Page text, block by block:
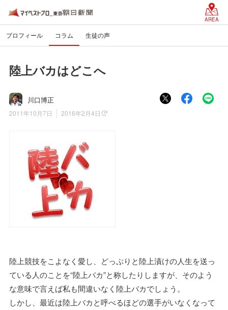
AREA
プロフィール コラム 生徒の声
陸上バカはどこへ
川口博正
2011年10月7日 2016年2月4日
陸上競技をこよなく愛し、どっぷりと陸上漬けの人生を送っ
ている人のことを“陸上バカ”と称したりしますが、そのよう
な意味で言えば私も間違いなく陸上バカでしょう。
しかし、最近は陸上バカと呼べるほどの選手がいなくなって